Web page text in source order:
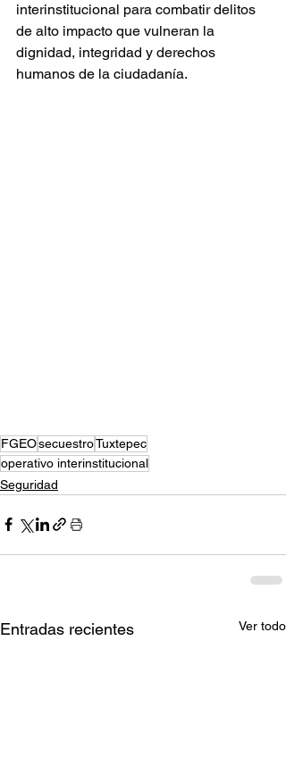
interinstitucional para combatir delitos
de alto impacto que vulneran la
dignidad, integridad y derechos
humanos de la ciudadanía.
FGEOsecuestroTuxtepec
operativo interinstitucional
Seguridad
Entradas recientes Ver todo